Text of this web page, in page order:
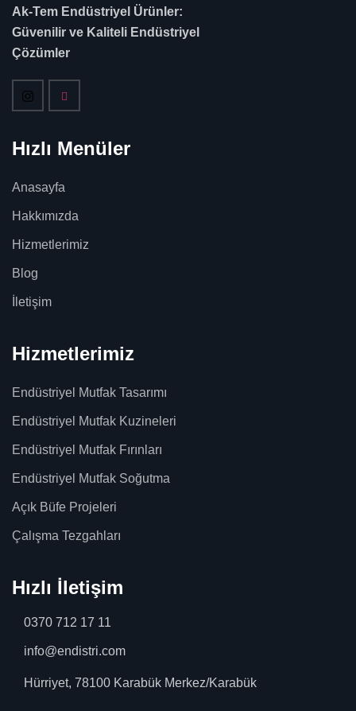
Ak-Tem Endüstriyel Ürünler:
Güvenilir ve Kaliteli Endüstriyel
Çözümler
Hızlı Menüler
Anasayfa
Hakkımızda
Hizmetlerimiz
Blog
İletişim
Hizmetlerimiz
Endüstriyel Mutfak Tasarımı
Endüstriyel Mutfak Kuzineleri
Endüstriyel Mutfak Fırınları
Endüstriyel Mutfak Soğutma
Açık Büfe Projeleri
Çalışma Tezgahları
Hızlı İletişim
0370 712 17 11
info@endistri.com
Hürriyet, 78100 Karabük Merkez/Karabük